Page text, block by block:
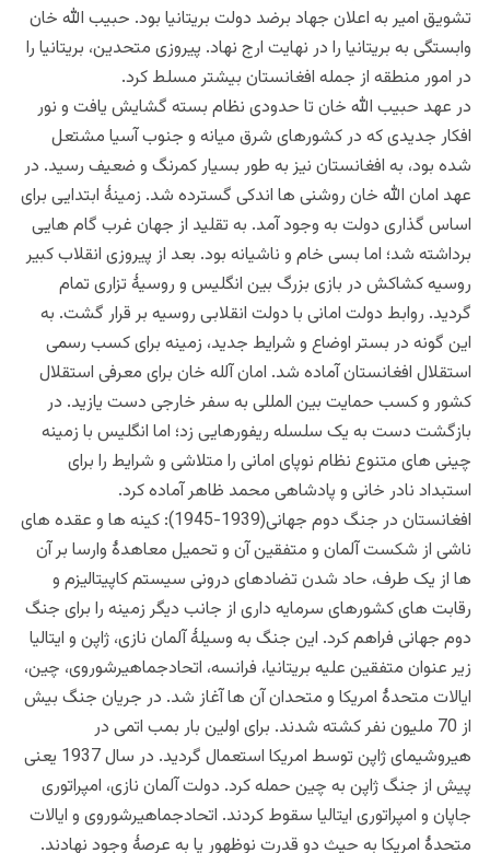
تشویق امیر به اعلان جهاد برضد دولت بریتانیا بود. حبیب الله خان
وابستگی به بریتانیا را در نهایت ارج نهاد. پیروزی متحدین، بریتانیا را
در امور منطقه از جمله افغانستان بیشتر مسلط کرد.
در عهد حبیب الله خان تا حدودی نظام بسته گشایش یافت و نور
افکار جدیدی که در کشورهای شرق میانه و جنوب آسیا مشتعل
شده بود، به افغانستان نیز به طور بسیار کمرنگ و ضعیف رسید. در
عهد امان الله خان روشنی ها اندکی گسترده شد. زمینۀ ابتدایی برای
اساس گذاری دولت به وجود آمد. به تقلید از جهان غرب گام هایی
برداشته شد؛ اما بسی خام و ناشیانه بود. بعد از پیروزی انقلاب کبیر
روسیه کشاکش در بازی بزرگ بین انگلیس و روسیۀ تزاری تمام
گردید. روابط دولت امانی با دولت انقلابی روسیه بر قرار گشت. به
این گونه در بستر اوضاع و شرایط جدید، زمینه برای کسب رسمی
استقلال افغانستان آماده شد. امان آلله خان برای معرفی استقلال
کشور و کسب حمایت بین المللی به سفر خارجی دست یازید. در
بازگشت دست به یک سلسله ریفورهایی زد؛ اما انگلیس با زمینه
چینی های متنوع نظام نوپای امانی را متلاشی و شرایط را برای
استبداد نادر خانی و پادشاهی محمد ظاهر آماده کرد.
افغانستان در جنگ دوم جهانی(1939-1945): کینه ها و عقده های
ناشی از شکست آلمان و متفقین آن و تحمیل معاهدۀ وارسا بر آن
ها از یک طرف، حاد شدن تضادهای درونی سیستم کاپیتالیزم و
رقابت های کشورهای سرمایه داری از جانب دیگر زمینه را برای جنگ
دوم جهانی فراهم کرد. این جنگ به وسیلۀ آلمان نازی، ژاپن و ایتالیا
زیر عنوان متفقین علیه بریتانیا، فرانسه، اتحادجماهیرشوروی، چین،
ایالات متحدۀ امریکا و متحدان آن ها آغاز شد. در جریان جنگ بیش
از 70 ملیون نفر کشته شدند. برای اولین بار بمب اتمی در
هیروشیمای ژاپن توسط امریکا استعمال گردید. در سال 1937 یعنی
پیش از جنگ ژاپن به چین حمله کرد. دولت آلمان نازی، امپراتوری
جاپان و امپراتوری ایتالیا سقوط کردند. اتحادجماهیرشوروی و ایالات
متحدۀ امریکا به حیث دو قدرت نوظهور پا به عرصۀ وجود نهادند.